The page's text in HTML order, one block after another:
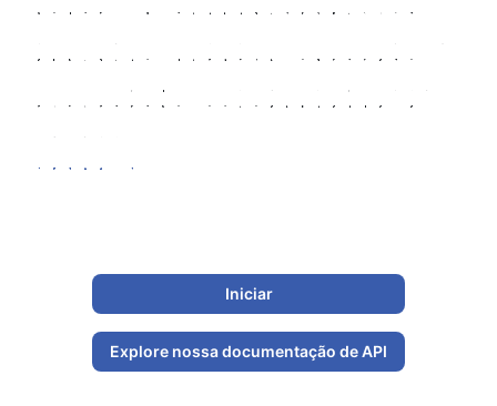
WeShipYou. Sinta-se à vontade para fazer perguntas
que você precisa. Sua satisfação e compreensão são
ajudá-lo a explorar as possibilidades interessantes do
Contacte-nos
Iniciar
Explore nossa documentação de API